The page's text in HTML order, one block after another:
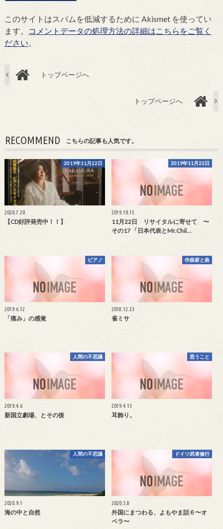
このサイトはスパムを低減するために Akismet を使ってい
ます。
コメントデータの処理方法の詳細はこちらをご覧く
ださい。
トップページへ
トップページへ
RECOMMEND こちらの記事も人気です。
2019年11月22日
2020.7.20
【CD好評発売中！！】
2019年11月22日
2019.10.15
11月22日 リサイタルに寄せて 〜
その17 「日本代表とMr.Chil…
ピアノ
2019.6.12
「痛み」の感覚
作曲家と曲
2018.12.23
雀ミサ
人間の不思議
2019.4.6
新国立劇場、とその後
思うこと
2019.4.13
耳飾り。
人間の不思議
2020.9.1
海の中と自然
ドイツ武者修行
2020.3.8
外国にまつわる、よもやま話６〜オ
ペラ〜